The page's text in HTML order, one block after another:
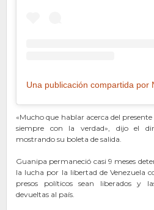
«Mucho que hablar acerca del
siempre con la verdad», dijo el
mostrando su boleta de salida.
Guanipa permaneció casi 9 meses
la lucha por la libertad de Venezuela
presos políticos sean liberados y
devueltas al país.